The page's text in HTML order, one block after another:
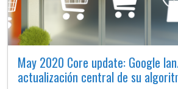
May 2020 Core update: Google
actualización central de su